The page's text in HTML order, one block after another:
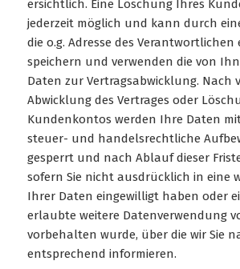
ersichtlich. Eine Löschung Ihres
jederzeit möglich und kann durch
die o.g. Adresse des Verantwortlichen
speichern und verwenden die von
Daten zur Vertragsabwicklung. Nach
Abwicklung des Vertrages oder
Kundenkontos werden Ihre Daten
steuer- und handelsrechtliche
gesperrt und nach Ablauf dieser
sofern Sie nicht ausdrücklich in eine
Ihrer Daten eingewilligt haben oder
erlaubte weitere Datenverwendung
vorbehalten wurde, über die wir Sie
entsprechend informieren.